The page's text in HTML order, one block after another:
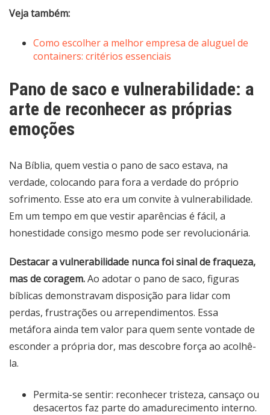
Veja também:
Como escolher a melhor empresa de aluguel de
containers: critérios essenciais
Pano de saco e vulnerabilidade: a
arte de reconhecer as próprias
emoções
Na Bíblia, quem vestia o pano de saco estava, na
verdade, colocando para fora a verdade do próprio
sofrimento. Esse ato era um convite à vulnerabilidade.
Em um tempo em que vestir aparências é fácil, a
honestidade consigo mesmo pode ser revolucionária.
Destacar a vulnerabilidade nunca foi sinal de fraqueza,
mas de coragem.Ao adotar o pano de saco, figuras
bíblicas demonstravam disposição para lidar com
perdas, frustrações ou arrependimentos. Essa
metáfora ainda tem valor para quem sente vontade de
esconder a própria dor, mas descobre força ao acolhê-
la.
Permita-se sentir: reconhecer tristeza, cansaço ou
desacertos faz parte do amadurecimento interno.